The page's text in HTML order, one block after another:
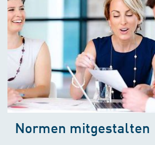
Normen mitgestalten